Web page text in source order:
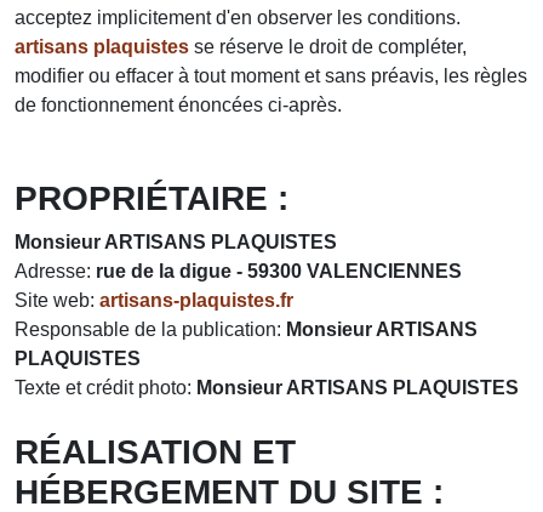
acceptez implicitement d'en observer les conditions.
artisans plaquistes se réserve le droit de compléter,
modifier ou effacer à tout moment et sans préavis, les règles
de fonctionnement énoncées ci-après.
PROPRIÉTAIRE :
Monsieur ARTISANS PLAQUISTES
Adresse: rue de la digue - 59300 VALENCIENNES
Site web: artisans-plaquistes.fr
Responsable de la publication: Monsieur ARTISANS
PLAQUISTES
Texte et crédit photo: Monsieur ARTISANS PLAQUISTES
RÉALISATION ET
HÉBERGEMENT DU SITE :